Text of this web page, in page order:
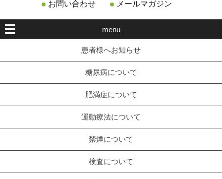
お問い合わせ メールマガジン
menu
患者様へお知らせ
糖尿病について
肥満症について
運動療法について
禁煙について
検査について